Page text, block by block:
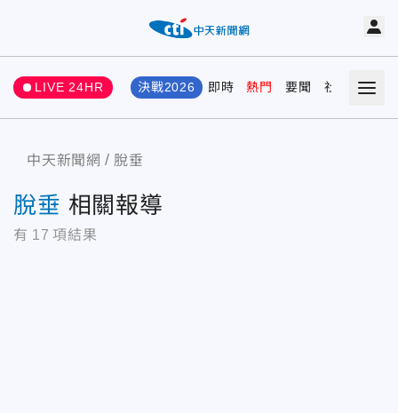
LIVE 24HR 決戰2026 即時 熱門 要聞 社會 娛樂
中天新聞網 脫垂
脫垂 相關報導
有 17 項結果